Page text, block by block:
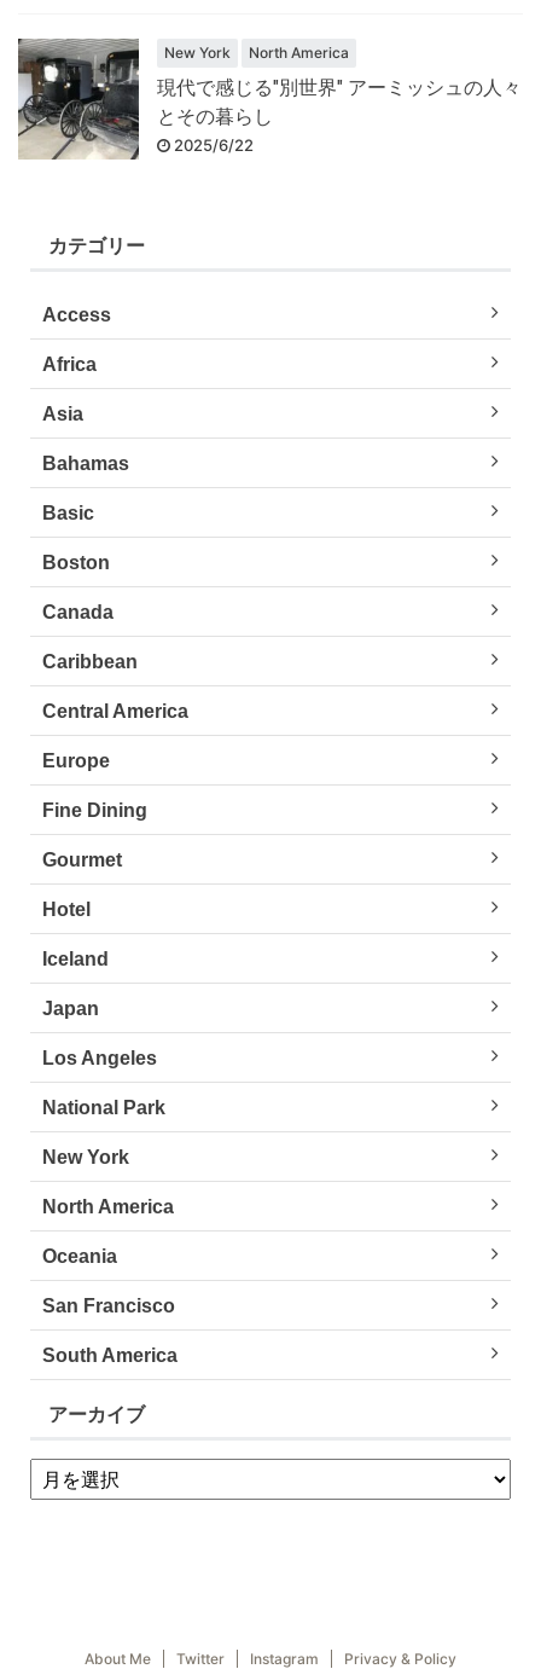
New York North America
現代で感じる"別世界" アーミッシュの人々
とその暮らし
2025/6/22
カテゴリー
Access
Africa
Asia
Bahamas
Basic
Boston
Canada
Caribbean
Central America
Europe
Fine Dining
Gourmet
Hotel
Iceland
Japan
Los Angeles
National Park
New York
North America
Oceania
San Francisco
South America
アーカイブ
About Me Twitter Instagram Privacy & Policy